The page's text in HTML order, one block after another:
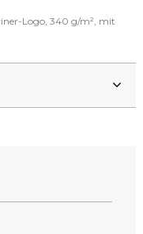
Logo, 340 g/m², mit